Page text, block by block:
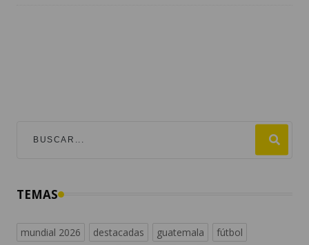
mundial 2026
estados unidos
noticias de guatemala messi